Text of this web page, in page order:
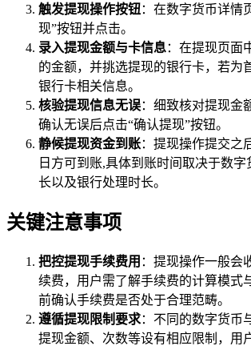
触发提现操作按钮：在数字货币详情
现”按钮并点击。
录入提现金额与卡信息：在提现页面
的金额，并挑选提现的银行卡，若为
银行卡相关信息。
核验提现信息无误：细致核对提现金
确认无误后点击“确认提现”按钮。
静候提现资金到账：提现操作提交之
日方可到账,具体到账时间取决于数
长以及银行处理时长。
关键注意事项
把控提现手续费用 ：提现操作一般会
续费，用户需了解手续费的计算模式
前确认手续费是否处于合理范畴。
遵循提现限制要求：不同的数字货币
提现金额、次数等设有相应限制，用